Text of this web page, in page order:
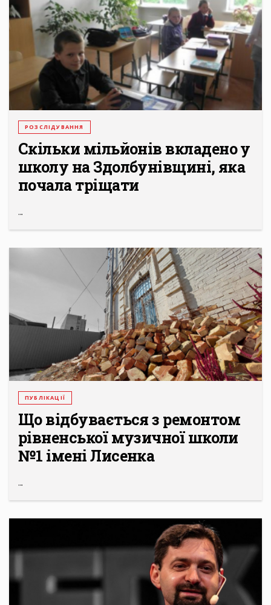
РОЗСЛІДУВАННЯ
Скільки мільйонів вкладено у
школу на Здолбунівщині, яка
почала тріщати
...
ПУБЛІКАЦІЇ
Що відбувається з ремонтом
рівненської музичної школи
№1 імені Лисенка
...